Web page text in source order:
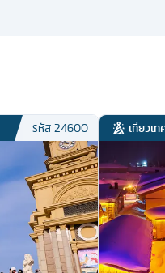
รหัส24600 เที่ยวเ